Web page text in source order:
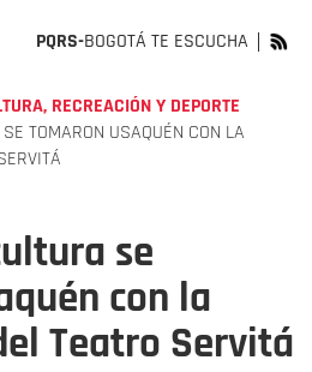
PQRS-BOGOTÁ TE ESCUCHA
RECREACIÓN Y DEPORTE
TOMARON USAQUÉN CON LA
se
con la
Teatro Servitá